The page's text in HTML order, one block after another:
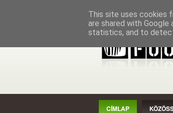
CÍMLAP
CÍMLAP
This site uses cookies
are shared with
statistics, and to